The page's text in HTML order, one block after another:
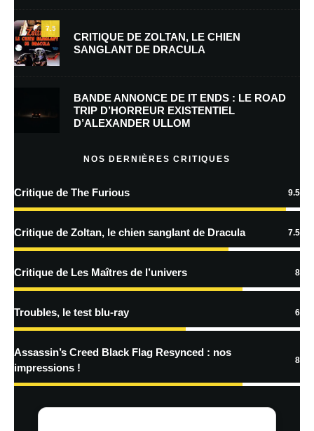
Enregistrer mon nom, mon e-mail et mon site dans le navigateur pour
mon prochain commentaire.
Prévenez-moi de tous les nouveaux commentaires par e-mail.
En savoir
traitées
7.5
CRITIQUE DE ZOLTAN, LE CHIEN
SANGLANT DE DRACULA
BANDE ANNONCE DE IT ENDS : LE ROAD
TRIP D’HORREUR EXISTENTIEL
D’ALEXANDER ULLOM
NOS DERNIÈRES CRITIQUES
Critique de The Furious 9.5
Critique de Zoltan, le chien sanglant de Dracula 7.5
Critique de Les Maîtres de l’univers 8
Troubles, le test blu-ray 6
Assassin’s Creed Black Flag Resynced : nos
impressions !
8